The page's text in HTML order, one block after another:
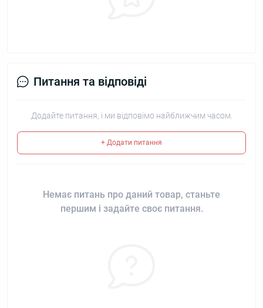
Питання та відповіді
Додайте питання, і ми відповімо найближчим часом.
+ Додати питання
Немає питань про даний товар, станьте
першим і задайте своє питання.